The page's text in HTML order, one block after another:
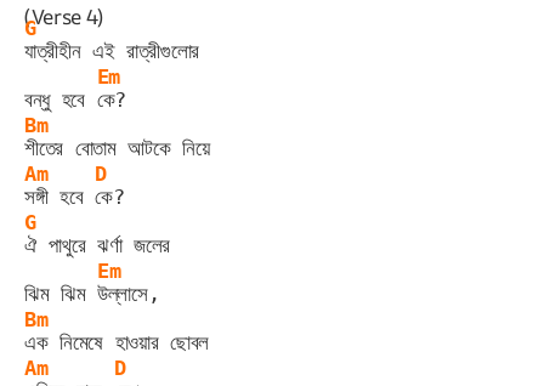
(Verse 4)
G
যাত্রীহীন এই রাত্রীগুলোর
বন্ধু হবে
Em
কে?
Bm
শীতের বোতাম আটকে নিয়ে
Am
সঙ্গী হবে
D
কে?
G
ঐ পাথুরে ঝর্ণা জলের
ঝিম ঝিম
Em
উল্লাসে,
Bm
এক নিমেষে হাওয়ার ছোবল
Am
D